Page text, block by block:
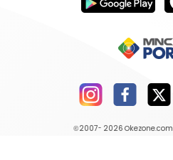
©2007- 2026 Okezone.com